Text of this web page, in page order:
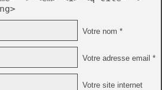
Votre nom *
Votre adresse email *
Votre site internet